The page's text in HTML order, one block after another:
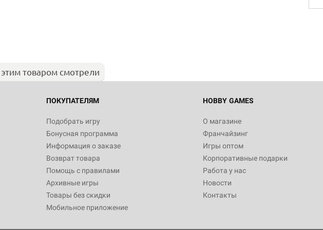
товаром смотрели
ПОКУПАТЕЛЯМ
Подобрать игру
Бонусная программа
Информация о заказе
Возврат товара
Помощь с правилами
Архивные игры
Товары без скидки
Мобильное приложение
HOBBY GAMES
О магазине
Франчайзинг
Игры оптом
Корпоративные подарки
Работа у нас
Новости
Контакты